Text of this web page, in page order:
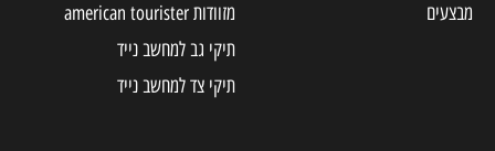
מבצעים
מזוודות american tourister
תיקי גב למחשב נייד
תיקי צד למחשב נייד